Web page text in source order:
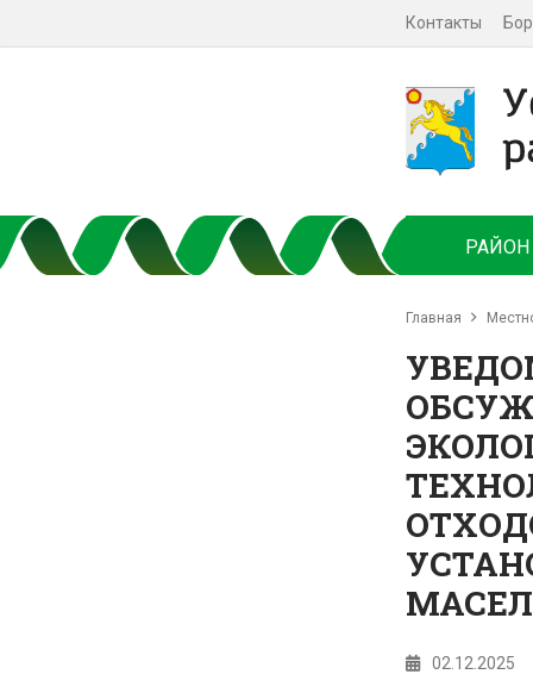
Контакты
РАЙОН
Главная
02.12.2025